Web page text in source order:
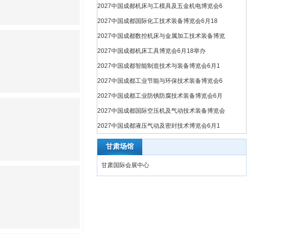
2027中国成都机床与工模具及五金机电博览会6
2027中国成都国际化工技术装备博览会6月18
2027中国成都数控机床与金属加工技术装备博览
2027中国成都机床工具博览会6月18举办
2027中国成都智能制造技术与装备博览会6月1
2027中国成都工业节能与环保技术装备博览会6
2027中国成都工业防锈防腐技术装备博览会6月
2027中国成都国际空压机及气动技术装备博览会
2027中国成都液压气动及密封技术博览会6月1
甘肃场馆
甘肃国际会展中心